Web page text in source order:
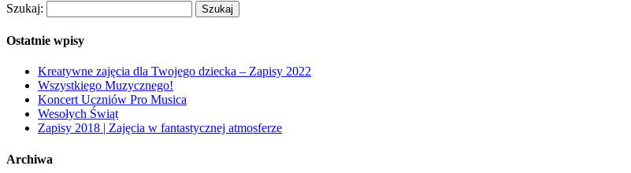
Szukaj:
Ostatnie wpisy
Kreatywne zajęcia dla Twojego dziecka – Zapisy 2022
Wszystkiego Muzycznego!
Koncert Uczniów Pro Musica
Wesołych Świąt
Zapisy 2018 | Zajęcia w fantastycznej atmosferze
Archiwa